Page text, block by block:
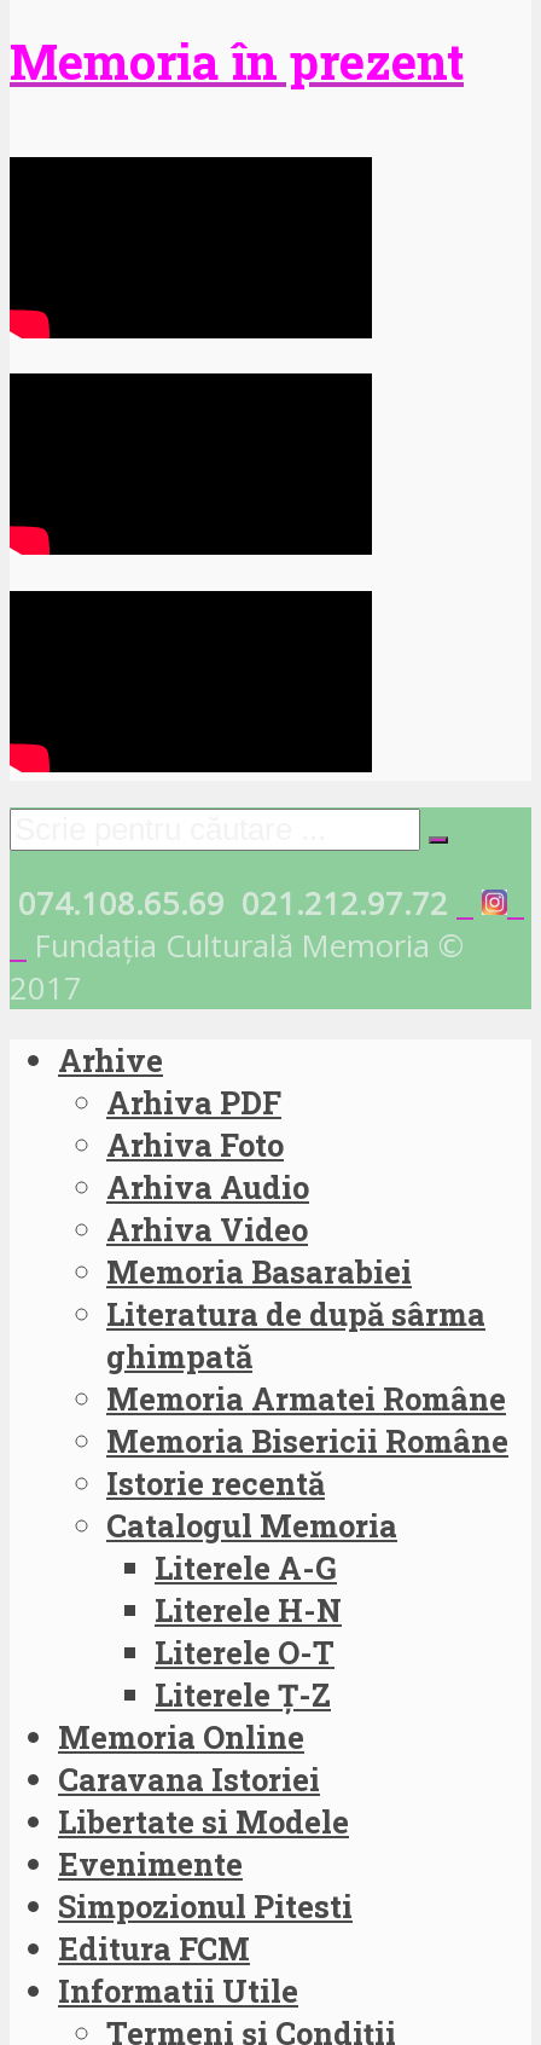
Memoria în prezent
074.108.65.69 021.212.97.72
Fundația Culturală Memoria ©
2017
Arhive
Arhiva PDF
Arhiva Foto
Arhiva Audio
Arhiva Video
Memoria Basarabiei
Literatura de după sârma
ghimpată
Memoria Armatei Române
Memoria Bisericii Române
Istorie recentă
Catalogul Memoria
Literele A-G
Literele H-N
Literele O-T
Literele Ț-Z
Memoria Online
Caravana Istoriei
Libertate si Modele
Evenimente
Simpozionul Pitesti
Editura FCM
Informatii Utile
Termeni și Condiții